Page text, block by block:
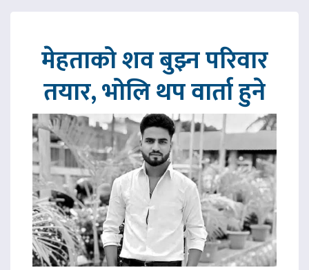
मेहताको शव बुझ्न परिवार
तयार, भोलि थप वार्ता हुने